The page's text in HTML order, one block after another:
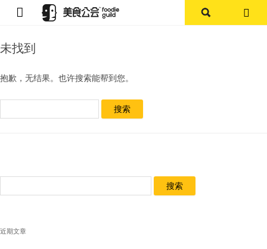
探店报告
未找到
抱歉，无结果。也许搜索能帮到您。
索：
索：
近期文章